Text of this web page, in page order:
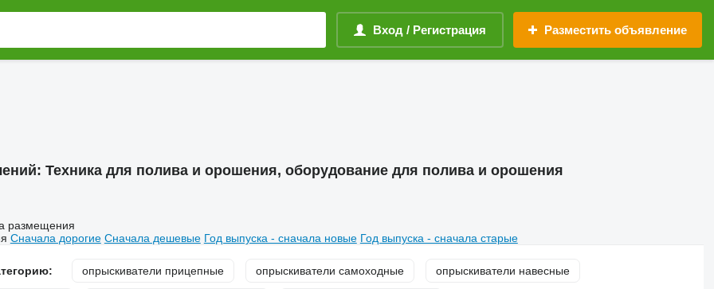
Вход / Регистрация Разместить объявление
Техника для полива и орошения, оборудование для полива и орошения
размещения
Сначала дорогие Сначала дешевые Год выпуска - сначала новые Год выпуска - сначала старые
опрыскиватели прицепные опрыскиватели самоходные опрыскиватели навесные